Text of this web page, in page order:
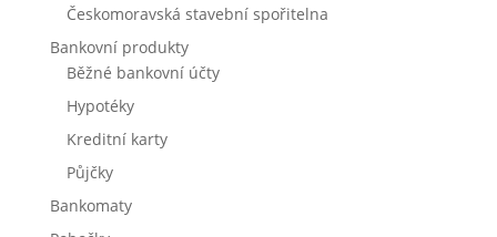
Českomoravská stavební spořitelna
Bankovní produkty
Běžné bankovní účty
Hypotéky
Kreditní karty
Půjčky
Bankomaty